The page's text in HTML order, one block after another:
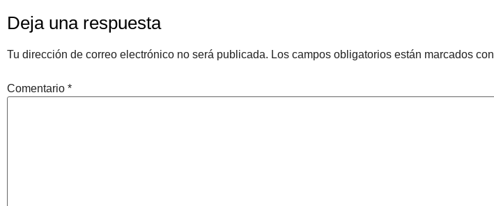
Deja una respuesta
Tu dirección de correo electrónico no será publicada. Los campos obligatorios están marcados con
Comentario *